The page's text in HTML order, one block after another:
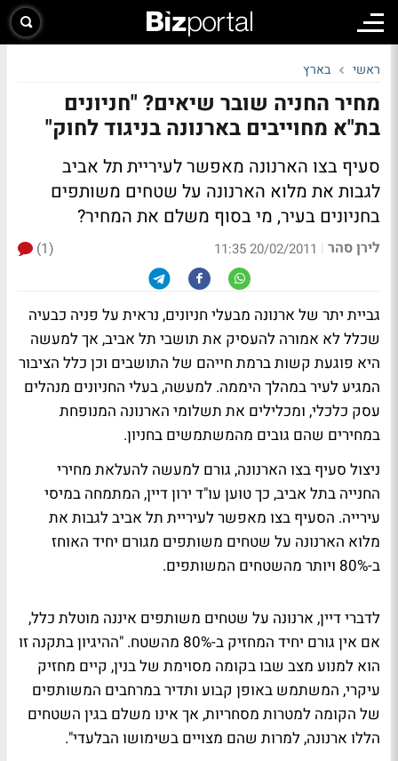
ראשי בארץ
מחיר החניה שובר שיאים? "חניונים
בת"א מחוייבים בארנונה בניגוד לחוק"
סעיף בצו הארנונה מאפשר לעיריית תל אביב
לגבות את מלוא הארנונה על שטחים משותפים
בחניונים בעיר, מי בסוף משלם את המחיר?
לירן סהר |
20/02/2011 11:35
(1)
גביית יתר של ארנונה מבעלי חניונים, נראית על פניה כבעיה
שכלל לא אמורה להעסיק את תושבי תל אביב, אך למעשה
היא פוגעת קשות ברמת חייהם של התושבים וכן כלל הציבור
המגיע לעיר במהלך היממה. למעשה, בעלי החניונים מנהלים
עסק כלכלי, ומכלילים את תשלומי הארנונה המנופחת
במחירים שהם גובים מהמשתמשים בחניון.
ניצול סעיף בצו הארנונה, גורם למעשה להעלאת מחירי
החנייה בתל אביב, כך טוען עו"ד ירון דיין, המתמחה במיסי
עירייה. הסעיף בצו מאפשר לעיריית תל אביב לגבות את
מלוא הארנונה על שטחים משותפים מגורם יחיד האוחז
ב-80% ויותר מהשטחים המשותפים.
לדברי דיין, ארנונה על שטחים משותפים איננה מוטלת כלל,
אם אין גורם יחיד המחזיק ב-80% מהשטח. "ההיגיון בתקנה זו
הוא למנוע מצב שבו בקומה מסוימת של בנין, קיים מחזיק
עיקרי, המשתמש באופן קבוע ותדיר במרחבים המשותפים
של הקומה למטרות מסחריות, אך אינו משלם בגין השטחים
הללו ארנונה, למרות שהם מצויים בשימושו הבלעדי".